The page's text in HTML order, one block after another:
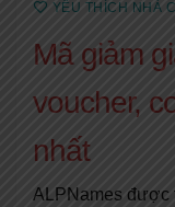
YÊU THÍCH NHÀ
Mã giảm
voucher,
nhất
ALPNames được